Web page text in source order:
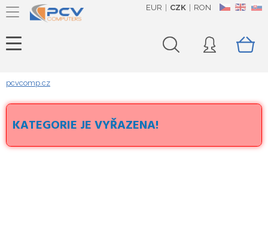
CZ EN SK
EUR CZK RON
pcvcomp.cz
KATEGORIE JE VYŘAZENA!